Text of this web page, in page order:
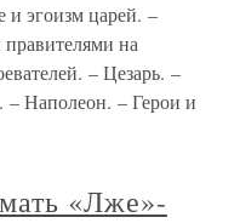
и эгоизм царей. –
на
– Цезарь. –
– Наполеон. – Герои и
«Лже»-